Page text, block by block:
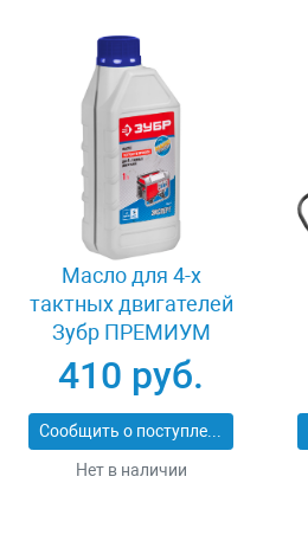
Масло для 4-х
тактных двигателей
Зубр ПРЕМИУМ
ЗМД-4Т
410 руб.
Сообщить о поступлении
Нет в наличии